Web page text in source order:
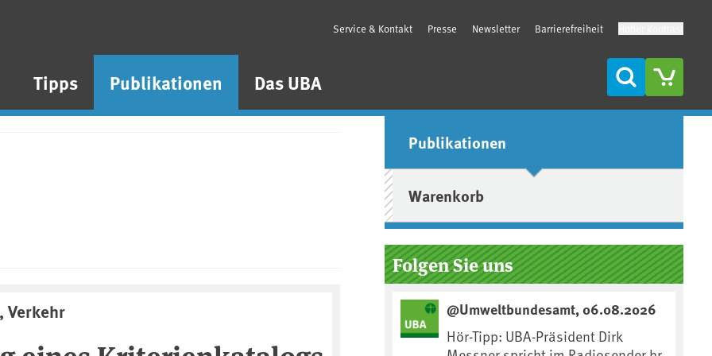
Tipps Publikationen Das UBA
Service & Kontakt Presse Newsletter Barrierefreiheit
Suche
Verkehr
Seitenleiste
Publikationen
Warenkorb
Folgen Sie uns
@Umweltbundesamt, 06.08.2026
Hör-Tipp: UBA-Präsident Dirk